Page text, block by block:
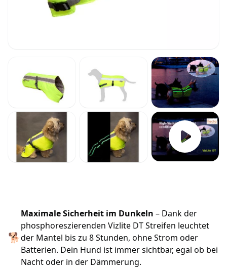
🐕
Maximale Sicherheit im Dunkeln – Dank der
phosphoreszierenden Vizlite DT Streifen leuchtet
der Mantel bis zu 8 Stunden, ohne Strom oder
Batterien. Dein Hund ist immer sichtbar, egal ob bei
Nacht oder in der Dämmerung.